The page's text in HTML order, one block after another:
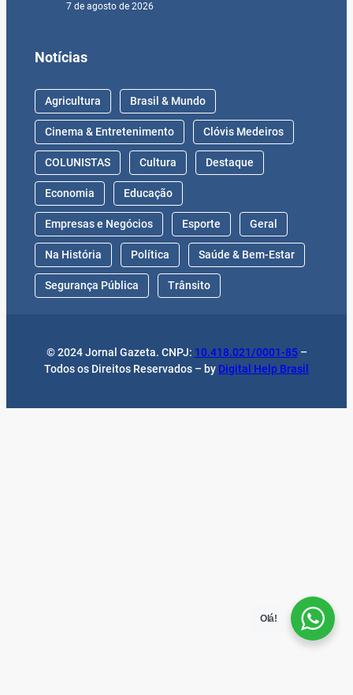
7 de agosto de 2026
Notícias
Agricultura Brasil & Mundo
Cinema & Entretenimento Clóvis Medeiros
COLUNISTAS Cultura Destaque
Economia Educação
Empresas e Negócios Esporte Geral
Na História Política Saúde & Bem-Estar
Segurança Pública Trânsito
© 2024 Jornal Gazeta. CNPJ: 10.418.021/0001-85–
Todos os Direitos Reservados – by Digital Help Brasil
Olá!